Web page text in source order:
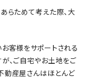
らためて考えた際、大
客様をサポートされる
、ご自宅やお土地をご
動産屋さんはほとんど